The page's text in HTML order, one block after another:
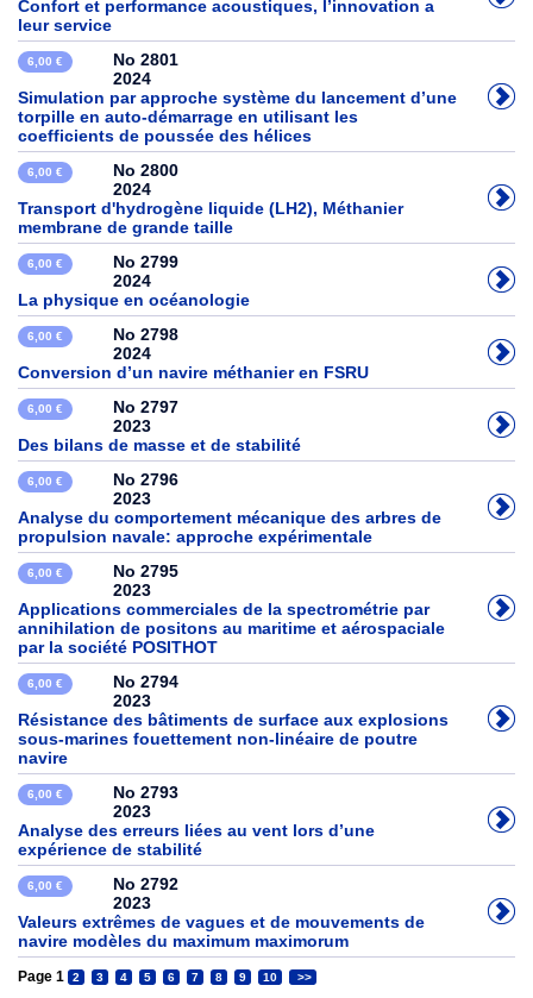
Confort et performance acoustiques, l’innovation a
leur service
6,00 €
No 2801
2024
Simulation par approche système du lancement d’une
torpille en auto-démarrage en utilisant les
coefficients de poussée des hélices
6,00 €
No 2800
2024
Transport d'hydrogène liquide (LH2), Méthanier
membrane de grande taille
6,00 €
No 2799
2024
La physique en océanologie
6,00 €
No 2798
2024
Conversion d’un navire méthanier en FSRU
6,00 €
No 2797
2023
Des bilans de masse et de stabilité
6,00 €
No 2796
2023
Analyse du comportement mécanique des arbres de
propulsion navale: approche expérimentale
6,00 €
No 2795
2023
Applications commerciales de la spectrométrie par
annihilation de positons au maritime et aérospaciale
par la société POSITHOT
6,00 €
No 2794
2023
Résistance des bâtiments de surface aux explosions
sous-marines fouettement non-linéaire de poutre
navire
6,00 €
No 2793
2023
Analyse des erreurs liées au vent lors d’une
expérience de stabilité
6,00 €
No 2792
2023
Valeurs extrêmes de vagues et de mouvements de
navire modèles du maximum maximorum
Page 1 2 3 4 5 6 7 8 9 10 >>